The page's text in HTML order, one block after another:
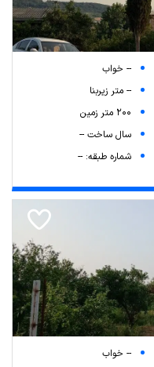
-- خواب
-- متر زیربنا
200 متر زمین
سال ساخت --
شماره طبقه: --
-- خواب